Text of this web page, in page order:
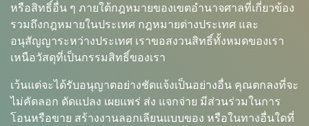
หรือสิทธิ์อื่น ๆ ภายใต้กฎหมายของเขตอำนาจศาลที่เกี่ยวข้อง
รวมถึงกฎหมายในประเทศ กฎหมายต่างประเทศ และ
อนุสัญญาระหว่างประเทศ เราขอสงวนสิทธิ์ทั้งหมดของเรา
เหนือวัสดุที่เป็นกรรมสิทธิ์ของเรา
เว้นแต่จะได้รับอนุญาตอย่างชัดแจ้งเป็นอย่างอื่น คุณตกลงที่จะ
ไม่คัดลอก ดัดแปลง เผยแพร่ ส่ง แจกจ่าย มีส่วนร่วมในการ
โอนหรือขาย สร้างงานลอกเลียนแบบของ หรือในทางอื่นใดที่